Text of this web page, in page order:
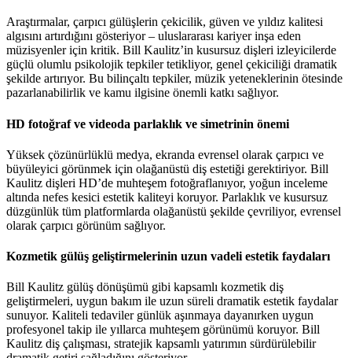
Araştırmalar, çarpıcı gülüşlerin çekicilik, güven ve yıldız kalitesi
algısını artırdığını gösteriyor – uluslararası kariyer inşa eden
müzisyenler için kritik. Bill Kaulitz’in kusursuz dişleri izleyicilerde
güçlü olumlu psikolojik tepkiler tetikliyor, genel çekiciliği dramatik
şekilde artırıyor. Bu bilinçaltı tepkiler, müzik yeteneklerinin ötesinde
pazarlanabilirlik ve kamu ilgisine önemli katkı sağlıyor.
HD fotoğraf ve videoda parlaklık ve simetrinin önemi
Yüksek çözünürlüklü medya, ekranda evrensel olarak çarpıcı ve
büyüleyici görünmek için olağanüstü diş estetiği gerektiriyor. Bill
Kaulitz dişleri HD’de muhteşem fotoğraflanıyor, yoğun inceleme
altında nefes kesici estetik kaliteyi koruyor. Parlaklık ve kusursuz
düzgünlük tüm platformlarda olağanüstü şekilde çevriliyor, evrensel
olarak çarpıcı görünüm sağlıyor.
Kozmetik gülüş geliştirmelerinin uzun vadeli estetik faydaları
Bill Kaulitz gülüş dönüşümü gibi kapsamlı kozmetik diş
geliştirmeleri, uygun bakım ile uzun süreli dramatik estetik faydalar
sunuyor. Kaliteli tedaviler günlük aşınmaya dayanırken uygun
profesyonel takip ile yıllarca muhteşem görünümü koruyor. Bill
Kaulitz diş çalışması, stratejik kapsamlı yatırımın sürdürülebilir